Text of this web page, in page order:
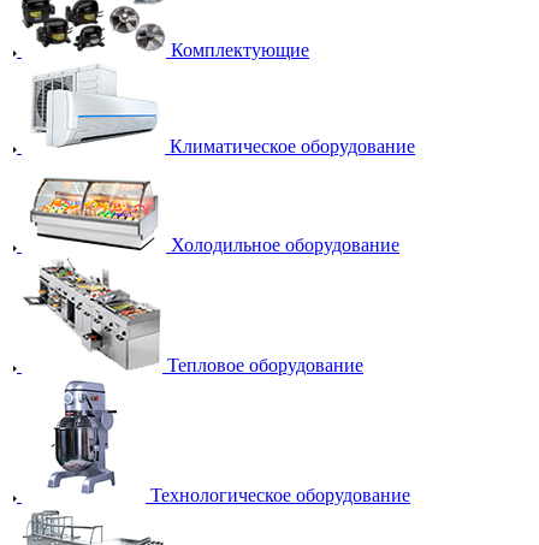
Комплектующие
Климатическое оборудование
Холодильное оборудование
Тепловое оборудование
Технологическое оборудование